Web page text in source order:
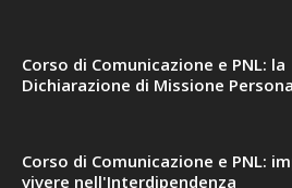
Corso di Comunicazione e PNL: la
Dichiarazione di Missione
Corso di Comunicazione e PNL:
vivere nell'Interdipendenza